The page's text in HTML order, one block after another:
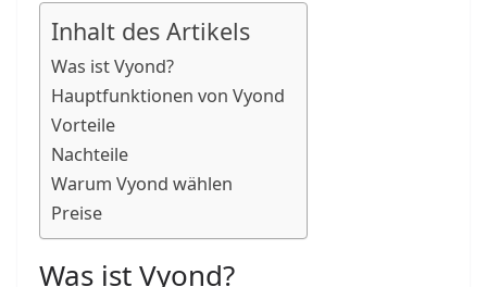
Inhalt des Artikels
Was ist Vyond?
Hauptfunktionen von Vyond
Vorteile
Nachteile
Warum Vyond wählen
Preise
Was ist Vyond?